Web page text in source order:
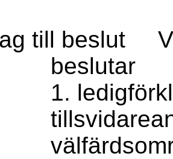
till beslut
beslutar
1.